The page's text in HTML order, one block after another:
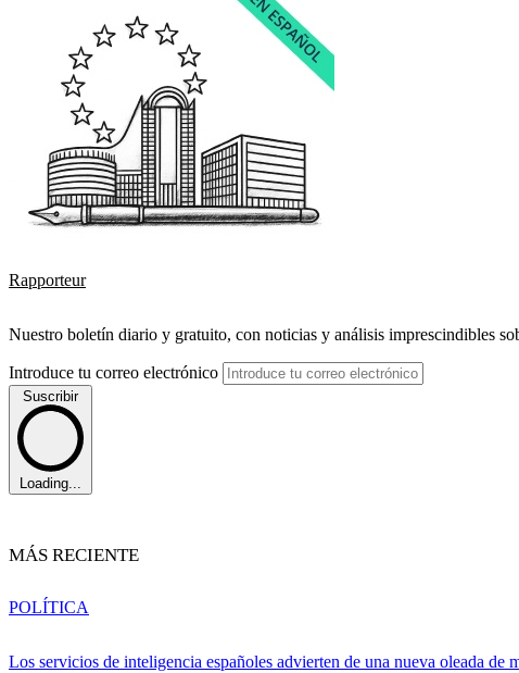
Rapporteur
Nuestro boletín diario y gratuito, con noticias y análisis imprescindibles
Introduce tu correo electrónico
Suscribir
Loading...
MÁS RECIENTE
Los servicios de inteligencia españoles advierten de una nueva oleada de
POLÍTICA